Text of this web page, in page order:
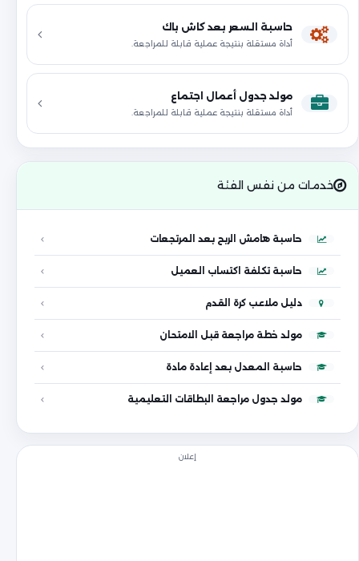
حاسبة السعر بعد كاش باك
أداة مستقلة بنتيجة عملية قابلة للمراجعة.
مولد جدول أعمال اجتماع
أداة مستقلة بنتيجة عملية قابلة للمراجعة.
خدمات من نفس الفئة
حاسبة هامش الربح بعد المرتجعات
حاسبة تكلفة اكتساب العميل
دليل ملاعب كرة القدم
مولد خطة مراجعة قبل الامتحان
حاسبة المعدل بعد إعادة مادة
مولد جدول مراجعة البطاقات التعليمية
إعلان